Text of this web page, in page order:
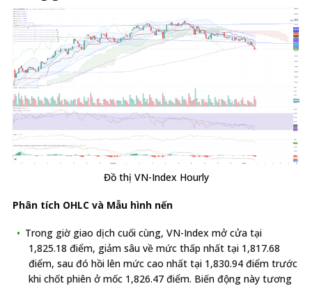
Đồ thị VN-Index Hourly
Phân tích OHLC và Mẫu hình nến
Trong giờ giao dịch cuối cùng, VN-Index mở cửa tại
1,825.18 điểm, giảm sâu về mức thấp nhất tại 1,817.68
điểm, sau đó hồi lên mức cao nhất tại 1,830.94 điểm trước
khi chốt phiên ở mốc 1,826.47 điểm. Biến động này tương